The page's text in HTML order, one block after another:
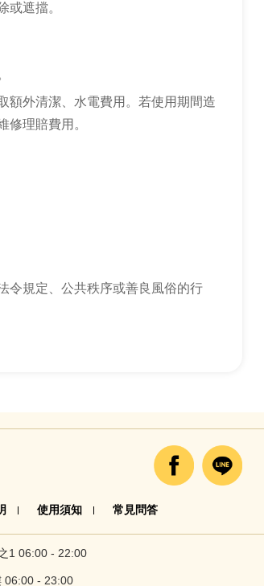
或遮擋。
額外清潔、水電費用。若使用期間造
修理賠費用。
令規定、公共秩序或善良風俗的行
使用須知 常見問答
1 06:00 - 22:00
06:00 - 23:00